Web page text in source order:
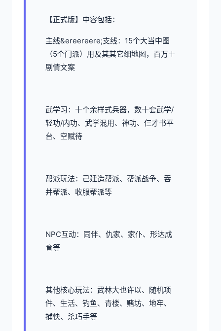
【正式版】中容包括：
主线&ereereere;支线：15个大当中图
（5个门派）用及其其它细地图，百万＋
剧情文案
武学习：十个余样式兵器，数十套武学/
轻功/内功、武学混用、神功、仨才书平
台、空赋待
帮派玩法：己建造帮派、帮派战争、吞
并帮派、收服帮派等
NPC互动：同伴、仇家、家仆、形达成
育等
其他核心玩法：武林大也许以、随机项
件、生活、钓鱼、青楼、赌坊、地牢、
捕快、杀巧手等